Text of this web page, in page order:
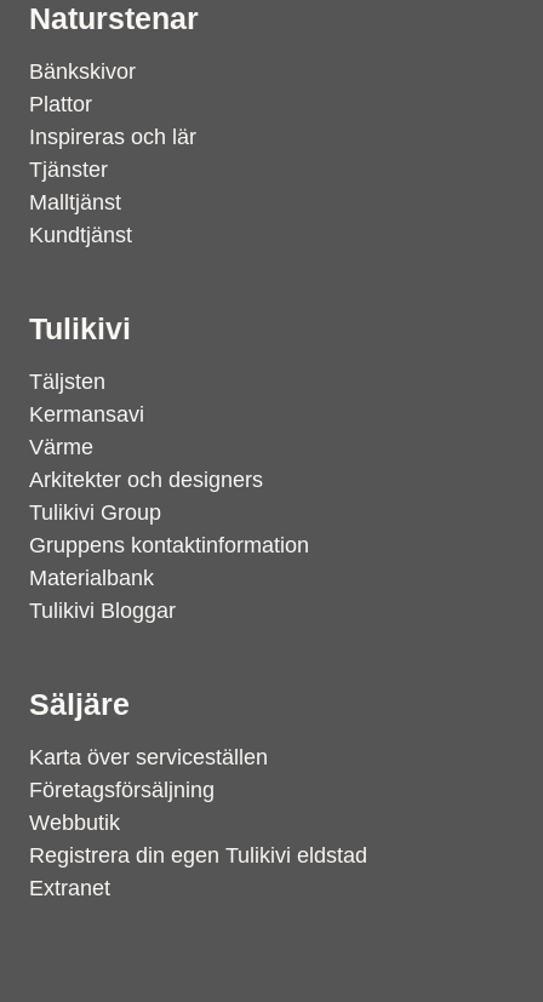
Naturstenar
Bänkskivor
Plattor
Inspireras och lär
Tjänster
Malltjänst
Kundtjänst
Tulikivi
Täljsten
Kermansavi
Värme
Arkitekter och designers
Tulikivi Group
Gruppens kontaktinformation
Materialbank
Tulikivi Bloggar
Säljäre
Karta över serviceställen
Företagsförsäljning
Webbutik
Registrera din egen Tulikivi eldstad
Extranet